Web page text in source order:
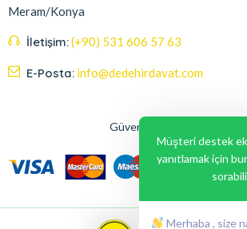
Meram/Konya
İletişim:(+90) 531 606 57 63
E-Posta: info@dedehirdavat.com
Güvenli Ödeme Seçenekleri
Müşteri destek
yanıtlamak için
Merhaba , size